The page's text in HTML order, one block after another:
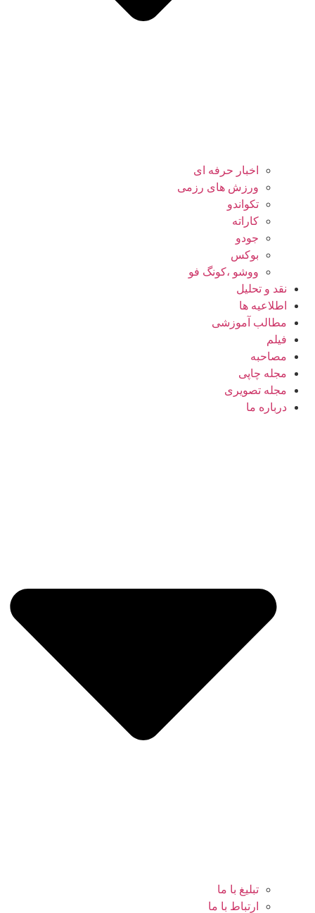
اخبار حرفه ای
ورزش های رزمی
تکواندو
کاراته
جودو
بوکس
ووشو ،کونگ فو
نقد و تحلیل
اطلاعیه ها
مطالب آموزشی
فیلم
مصاحبه
مجله چاپی
مجله تصویری
درباره ما
تبلیغ با ما
ارتباط با ما